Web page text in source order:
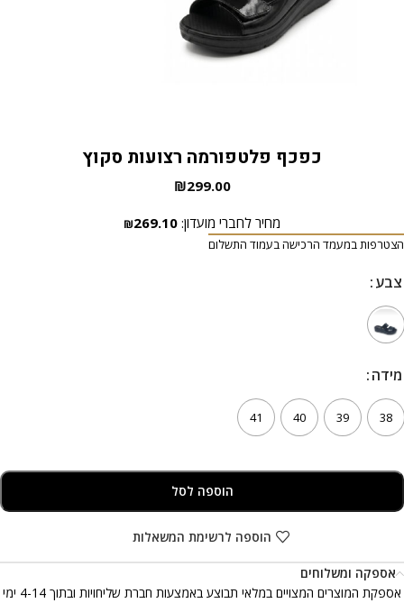
כפכף פלטפורמה רצועות סקוץ
₪299.00
מחיר לחברי מועדון: ₪269.10
הצטרפות במעמד הרכישה בעמוד התשלום
צבע
צבע
מידה
מידה
38
39
40
41
הוספה לסל
הוספה לרשימת המשאלות
אספקה ומשלוחים
אספקת המוצרים המצויים במלאי תבוצע באמצעות חברת שליחויות ובתוך 4-14 ימי